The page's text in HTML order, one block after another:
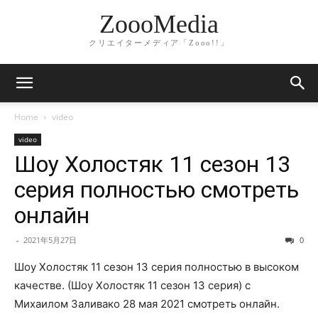
ZoooMedia
クリエイターメディア「Zooo!!」
Home video
video
Шоу Холостяк 11 сезон 13
серия полностью смотреть
онлайн
- 2021年5月27日 0
Шоу Холостяк 11 сезон 13 серия полностью в высоком
качестве. (Шоу Холостяк 11 сезон 13 серия) с
Михаилом Заливако 28 мая 2021 смотреть онлайн.